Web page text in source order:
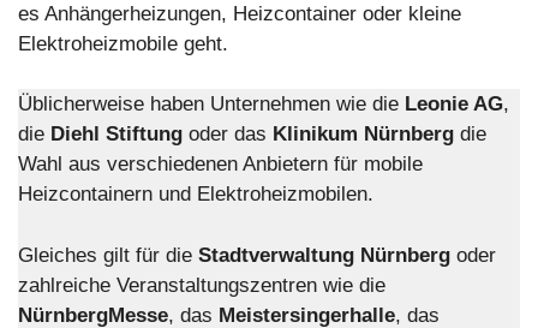
es Anhängerheizungen, Heizcontainer oder kleine
Elektroheizmobile geht.
Üblicherweise haben Unternehmen wie die Leonie AG,
die Diehl Stiftung oder das Klinikum Nürnberg die
Wahl aus verschiedenen Anbietern für mobile
Heizcontainern und Elektroheizmobilen.
Gleiches gilt für die Stadtverwaltung Nürnberg oder
zahlreiche Veranstaltungszentren wie die
NürnbergMesse, das Meistersingerhalle, das